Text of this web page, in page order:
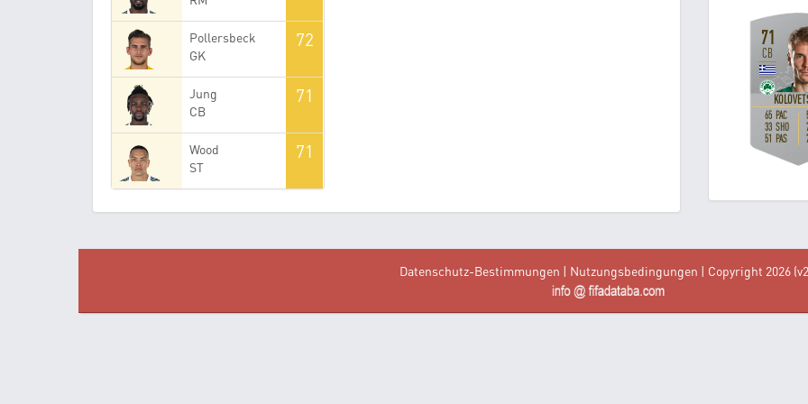
Pollersbeck
GK
72
Jung
CB
71
Wood
ST
71
Datenschutz-Bestimmungen | Nutzungsbedingungen | Copyright 2026